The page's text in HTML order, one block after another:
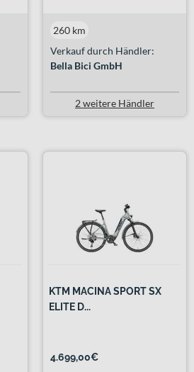
Verkauf durch Händler:
Bella Bici GmbH
260 km
2 weitere Händler
KTM MACINA SPORT SX
ELITE D...
4.699,00€